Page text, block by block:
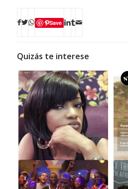
Save
Quizás te interese